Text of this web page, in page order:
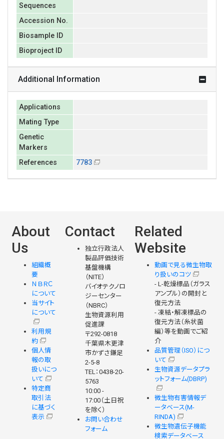
Sequences
Accession No.
Biosample ID
Bioproject ID
Additional Information
Applications
Mating Type
Genetic
Markers
References
7783
About
Us
組織概
要
ＮＢＲＣ
について
当サイト
について
利用規
約
個人情
報の取
扱いにつ
いて
特定商
取引法
に基づく
表示
Contact
独立行政法人
製品評価技術
基盤機構
（NITE）
バイオテクノロ
ジーセンター
（NBRC）
生物資源利用
促進課
〒292-0818
千葉県木更津
市かずさ鎌足
2-5-8
TEL：0438-20-
5763
10:00 -
17:00（土日祝
を除く）
お問い合わせ
フォーム
Related
Website
動画で見る微生物取
り扱いのコツ
- L-乾燥標品（ガラス
アンプル）の開封と
復元方法
- 凍結・解凍標品の
復元方法（糸状菌
編）等を動画でご紹
介
品質管理（ISO）につ
いて
生物資源データプラ
ットフォーム(DBRP)
微生物有害情報デ
ータベース(M-
RINDA)
微生物遺伝子機能
検索データベース